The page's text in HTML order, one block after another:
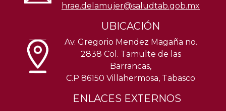
hrae.delamujer@saludtab.gob.mx
UBICACIÓN
Av. Gregorio Mendez Magaña no.
2838 Col. Tamulte de las
Barrancas,
C.P 86150 Villahermosa, Tabasco
ENLACES EXTERNOS